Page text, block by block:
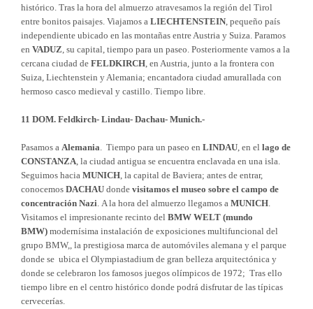
histórico. Tras la hora del almuerzo atravesamos la región del Tirol
entre bonitos paisajes. Viajamos a LIECHTENSTEIN, pequeño país
independiente ubicado en las montañas entre Austria y Suiza. Paramos
en VADUZ, su capital, tiempo para un paseo. Posteriormente vamos a la
cercana ciudad de FELDKIRCH, en Austria, junto a la frontera con
Suiza, Liechtenstein y Alemania; encantadora ciudad amurallada con
hermoso casco medieval y castillo. Tiempo libre.
11 DOM. Feldkirch- Lindau- Dachau- Munich.-
Pasamos a Alemania. Tiempo para un paseo en LINDAU, en el lago de
CONSTANZA, la ciudad antigua se encuentra enclavada en una isla.
Seguimos hacia MUNICH, la capital de Baviera; antes de entrar,
conocemos DACHAU donde visitamos el museo sobre el campo de
concentración Nazi. A la hora del almuerzo llegamos a MUNICH.
Visitamos el impresionante recinto del BMW WELT (mundo
BMW) modernísima instalación de exposiciones multifuncional del
grupo BMW,, la prestigiosa marca de automóviles alemana y el parque
donde se ubica el Olympiastadium de gran belleza arquitectónica y
donde se celebraron los famosos juegos olímpicos de 1972; Tras ello
tiempo libre en el centro histórico donde podrá disfrutar de las típicas
cervecerías.